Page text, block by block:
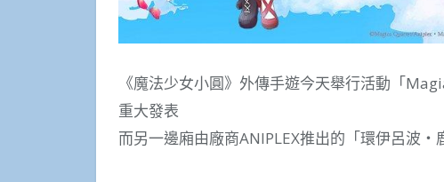
《魔法少女小圓》外傳手遊今天舉行活動「
重大發表
而另一邊廂由廠商ANIPLEX推出的「環伊呂波